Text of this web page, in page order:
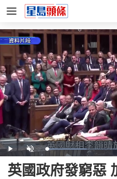
Play Unmute Loaded:
36.81%
英國政府發窮惡